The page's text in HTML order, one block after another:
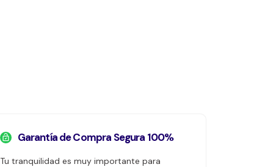
Garantía de Compra Segura 100%
Tu tranquilidad es muy importante para